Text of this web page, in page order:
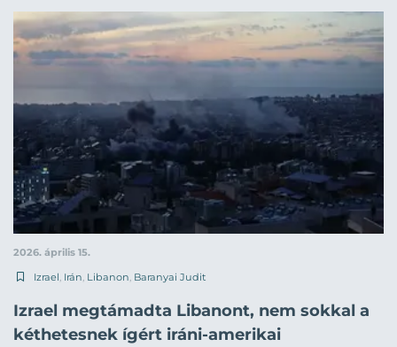
2026. április 15.
Izrael Irán Libanon Baranyai Judit
Izrael megtámadta Libanont, nem sokkal a
kéthetesnek ígért iráni-amerikai